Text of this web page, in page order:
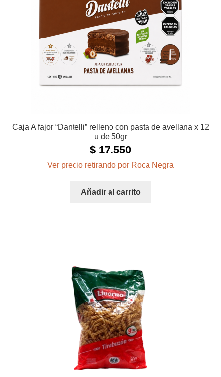
Caja Alfajor “Dantelli” relleno con pasta de avellana x 12
u de 50gr
$ 17.550
Ver precio retirando por Roca Negra
Añadir al carrito